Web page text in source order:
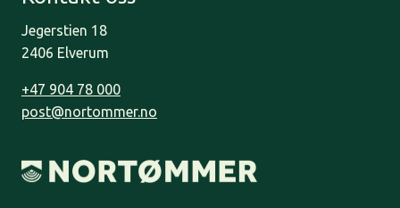
Jegerstien 18
2406 Elverum
+47 904 78 000
post@nortommer.no